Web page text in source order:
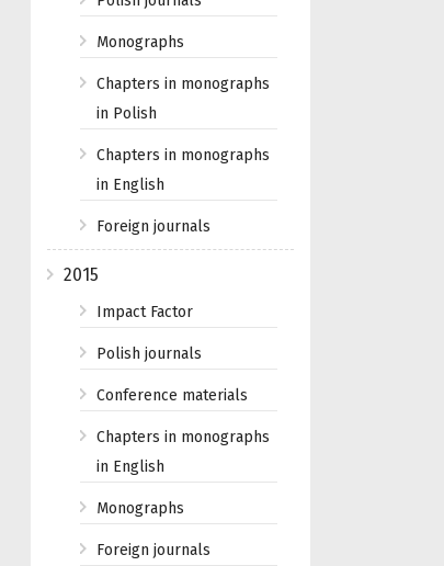
Monographs
Chapters in monographs
in Polish
Chapters in monographs
in English
Foreign journals
2015
Impact Factor
Polish journals
Conference materials
Chapters in monographs
in English
Monographs
Foreign journals